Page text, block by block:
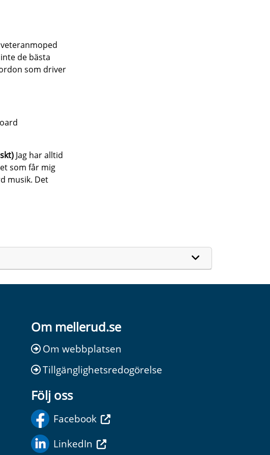
de bästa
som driver
Jag har alltid
som får mig
musik. Det
Om mellerud.se
Om webbplatsen
Tillgänglighetsredogörelse
Följ oss
Facebook
LinkedIn